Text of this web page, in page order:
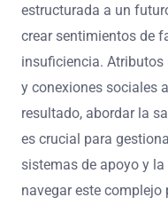
estructurada a un
crear sentimientos de
insuficiencia.
y conexiones sociales
resultado, abordar la
es crucial para
sistemas de apoyo y
navegar este